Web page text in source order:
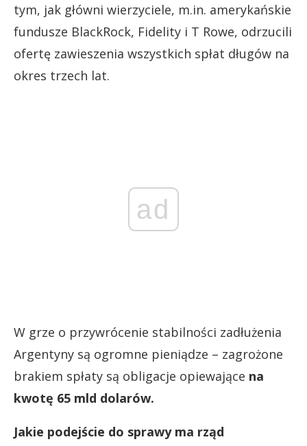
tym, jak główni wierzyciele, m.in. amerykańskie
fundusze BlackRock, Fidelity i T Rowe, odrzucili
ofertę zawieszenia wszystkich spłat długów na
okres trzech lat.
ad
W grze o przywrócenie stabilności zadłużenia
Argentyny są ogromne pieniądze – zagrożone
brakiem spłaty są obligacje opiewające na
kwotę 65 mld dolarów.
Jakie podejście do sprawy ma rząd